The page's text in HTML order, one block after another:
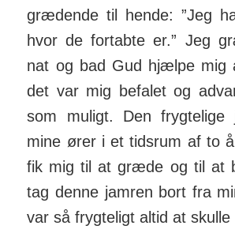
grædende til hende: ”Jeg
hvor de fortabte er.” Jeg
nat og bad Gud hjælpe mig
det var mig befalet og
som muligt. Den
mine ører i et tidsrum af to
fik mig til at græde og til at
tag denne jamren bort fra
var så frygteligt altid at skulle